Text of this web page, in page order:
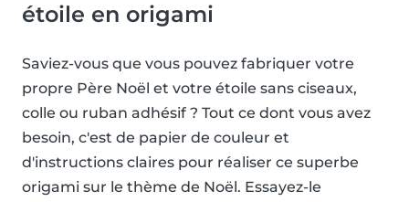
étoile en origami
Saviez-vous que vous pouvez fabriquer votre
propre Père Noël et votre étoile sans ciseaux,
colle ou ruban adhésif ? Tout ce dont vous avez
besoin, c'est de papier de couleur et
d'instructions claires pour réaliser ce superbe
origami sur le thème de Noël. Essayez-le